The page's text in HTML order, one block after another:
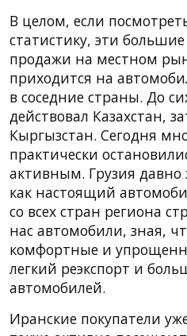
В целом, если
статистику, эти
продажи на местном
приходится на
в соседние страны. До
действовал Казахстан,
Кыргызстан. Сегодня
практически
активным. Грузия давно
как настоящий
со всех стран региона
нас автомобили, зная,
комфортные и
легкий реэкспорт и
автомобилей.
Иранские покупатели